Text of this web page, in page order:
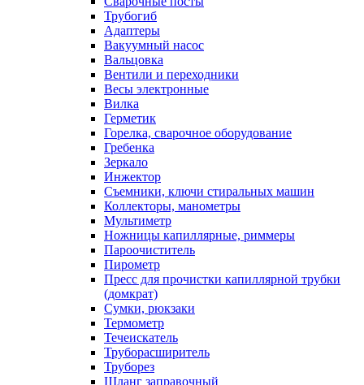
Трубогиб
Aдаптеры
Вакуумный насос
Вальцовка
Вентили и переходники
Весы электронные
Вилка
Герметик
Горелка, сварочное оборудование
Гребенка
Зеркало
Инжектор
Съемники, ключи стиральных машин
Коллекторы, манометры
Мультиметр
Ножницы капиллярные, риммеры
Пароочиститель
Пирометр
Пресс для прочистки капиллярной трубки
(домкрат)
Сумки, рюкзаки
Термометр
Течеискатель
Труборасширитель
Труборез
Шланг заправочный